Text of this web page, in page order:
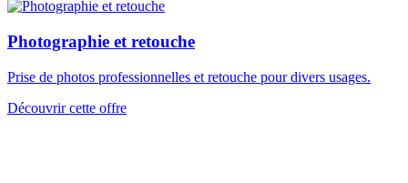
Photographie et retouche
Prise de photos professionnelles et retouche pour divers usages.
Découvrir cette offre